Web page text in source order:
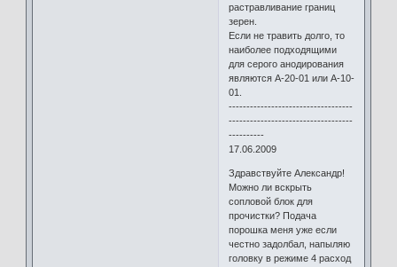
растравливание границ
зерен.
Если не травить долго, то
наиболее подходящими
для серого анодирования
являются А-20-01 или А-10-
01.
-----------------------------------
-----------------------------------
----------
17.06.2009
Здравствуйте Александр!
Можно ли вскрыть
сопловой блок для
прочистки? Подача
порошка меня уже если
честно задолбал, напыляю
головку в режиме 4 расход